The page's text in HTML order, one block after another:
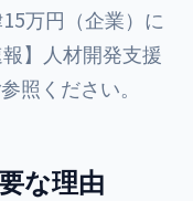
万円（企業）に
報】人材開発支援
照ください。
な理由